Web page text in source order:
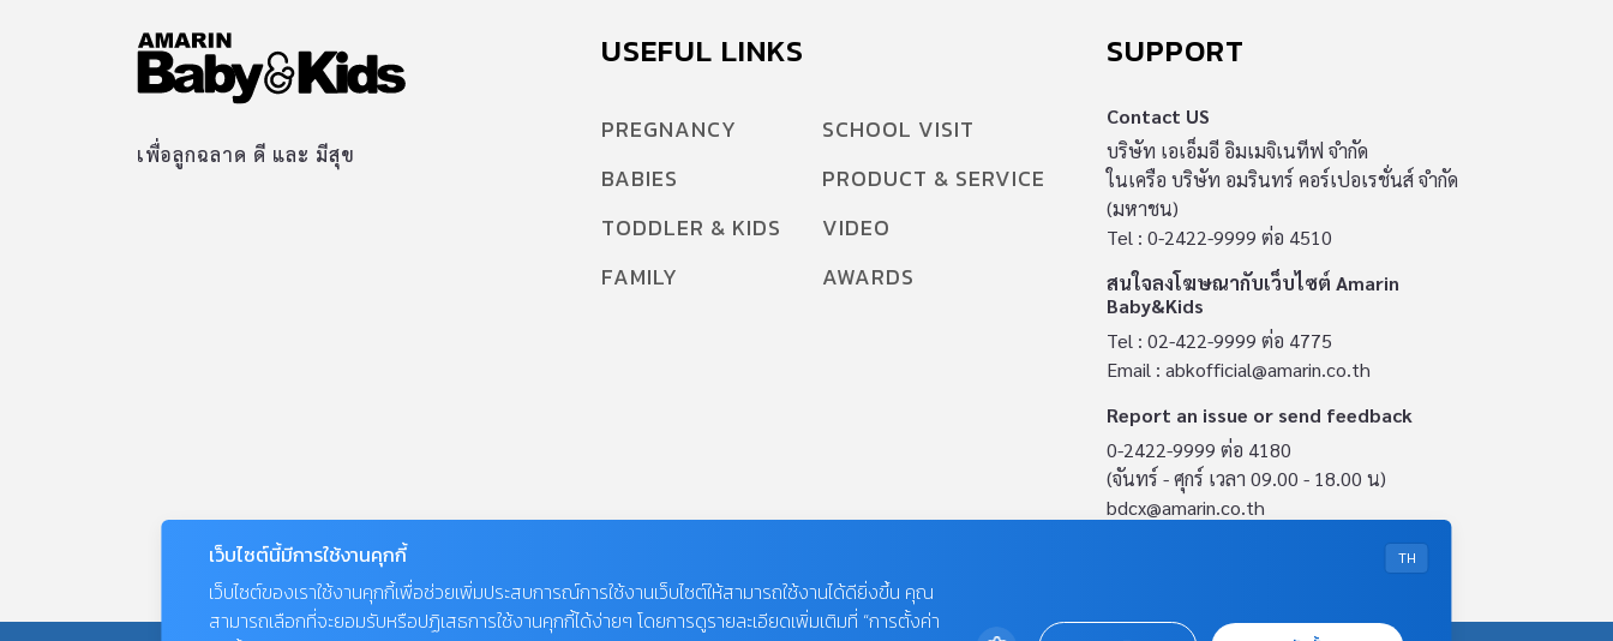
เพื่อลูกฉลาด ดี และ มีสุข
USEFUL LINKS
PREGNANCY
BABIES
TODDLER & KIDS
FAMILY
SCHOOL VISIT
PRODUCT & SERVICE
VIDEO
AWARDS
SUPPORT
Contact US
บริษัท เอเอ็มอี อิมเมจิเนทีฟ จำกัด
ในเครือ บริษัท อมรินทร์ คอร์เปอเรชั่นส์ จำกัด
(มหาชน)
Tel : 0-2422-9999 ต่อ 4510
สนใจลงโฆษณากับเว็บไซต์ Amarin
Baby&Kids
Tel : 02-422-9999 ต่อ 4775
Email : abkofficial@amarin.co.th
Report an issue or send feedback
0-2422-9999 ต่อ 4180
(จันทร์ - ศุกร์ เวลา 09.00 - 18.00 น)
bdcx@amarin.co.th
TH
เว็บไซต์นี้มีการใช้งานคุกกี้
เว็บไซต์ของเราใช้งานคุกกี้เพื่อช่วยเพิ่มประสบการณ์การใช้งานเว็บไซต์ให้สามารถใช้งานได้ดียิ่งขึ้น คุณ
สามารถเลือกที่จะยอมรับหรือปฏิเสธการใช้งานคุกกี้ได้ง่ายๆ โดยการดูรายละเอียดเพิ่มเติมที่ “การตั้งค่า